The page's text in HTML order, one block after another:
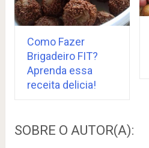
Como Fazer
Brigadeiro FIT?
Aprenda essa
receita delicia!
SOBRE O AUTOR(A):